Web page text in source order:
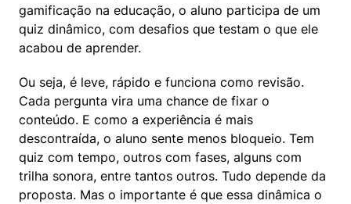
gamificação na educação, o aluno participa de um
quiz dinâmico, com desafios que testam o que ele
acabou de aprender.
Ou seja, é leve, rápido e funciona como revisão.
Cada pergunta vira uma chance de fixar o
conteúdo. E como a experiência é mais
descontraída, o aluno sente menos bloqueio. Tem
quiz com tempo, outros com fases, alguns com
trilha sonora, entre tantos outros. Tudo depende da